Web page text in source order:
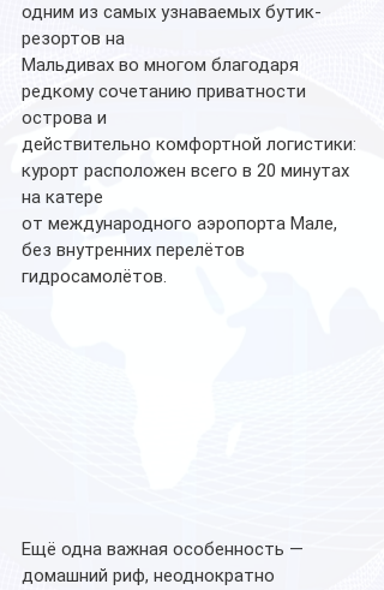
одним из самых узнаваемых бутик-
резортов на
Мальдивах во многом благодаря
редкому сочетанию приватности
острова и
действительно комфортной логистики:
курорт расположен всего в 20 минутах
на катере
от международного аэропорта Мале,
без внутренних перелётов
гидросамолётов.
Ещё одна важная особенность —
домашний риф, неоднократно